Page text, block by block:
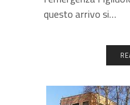
questo arrivo si…